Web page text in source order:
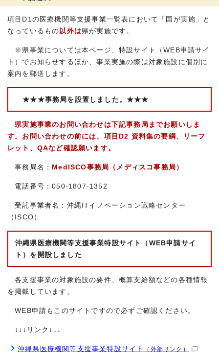
項目D1の医療機関等支援事業一覧表において「国が実施」と
なっているもの 以外は県が実施です。
※県事業については本ページ、特設サイト（WEB申請サイ
ト）でお知らせするほか、事業実施の際は対象施設に個別に
案内を郵送します。
★★★事務局を設置しました。★★★
県実施事業のお問い合わせは下記事務局までお願いしま
す。お問い合わせの前には、項目D2 資料集の要綱、リーフ
レット、QAなど確認願います。
事務局名： MedISCO事務局（メディスコ事務局）
電話番号：050-1807-1352
受託事業者名：沖縄ITイノベーション戦略センター
（ISCO）
沖縄県医療機関等支援事業特設サイト（WEB申請サイ
ト）を開設しました
各支援事業の対象施設の要件、概算支給額などの各種情報
を掲載しています。
WEB申請もこのサイトですので必ずご確認ください。
↓↓↓リンク↓↓↓
沖縄県医療機関等支援事業特設サイト （外部リンク）